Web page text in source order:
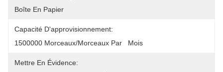
Boîte En Papier
Capacité D'approvisionnement:
1500000 Morceaux/morceaux Par   Mois
Mettre En Évidence: